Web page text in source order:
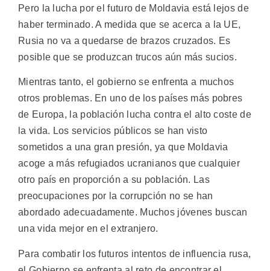
Pero la lucha por el futuro de Moldavia está lejos de
haber terminado. A medida que se acerca a la UE,
Rusia no va a quedarse de brazos cruzados. Es
posible que se produzcan trucos aún más sucios.
Mientras tanto, el gobierno se enfrenta a muchos
otros problemas. En uno de los países más pobres
de Europa, la población lucha contra el alto coste de
la vida. Los servicios públicos se han visto
sometidos a una gran presión, ya que Moldavia
acoge a más refugiados ucranianos que cualquier
otro país en proporción a su población. Las
preocupaciones por la corrupción no se han
abordado adecuadamente. Muchos jóvenes buscan
una vida mejor en el extranjero.
Para combatir los futuros intentos de influencia rusa,